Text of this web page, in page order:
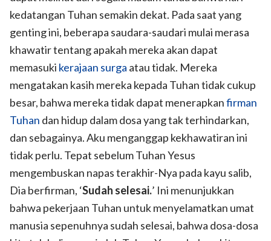
kedatangan Tuhan semakin dekat. Pada saat yang
genting ini, beberapa saudara-saudari mulai merasa
khawatir tentang apakah mereka akan dapat
memasuki kerajaan surga atau tidak. Mereka
mengatakan kasih mereka kepada Tuhan tidak cukup
besar, bahwa mereka tidak dapat menerapkanfirman
Tuhan dan hidup dalam dosa yang tak terhindarkan,
dan sebagainya. Aku menganggap kekhawatiran ini
tidak perlu. Tepat sebelum Tuhan Yesus
mengembuskan napas terakhir-Nya pada kayu salib,
Dia berfirman, ‘Sudah selesai.’ Ini menunjukkan
bahwa pekerjaan Tuhan untuk menyelamatkan umat
manusia sepenuhnya sudah selesai, bahwa dosa-dosa